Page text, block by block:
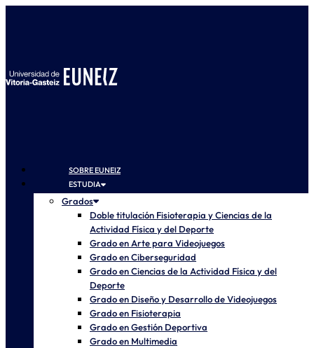
SOBRE EUNEIZ
ESTUDIA
Grados
Doble titulación Fisioterapia y Ciencias de la
Actividad Física y del Deporte
Grado en Arte para Videojuegos
Grado en Ciberseguridad
Grado en Ciencias de la Actividad Física y del
Deporte
Grado en Diseño y Desarrollo de Videojuegos
Grado en Fisioterapia
Grado en Gestión Deportiva
Grado en Multimedia